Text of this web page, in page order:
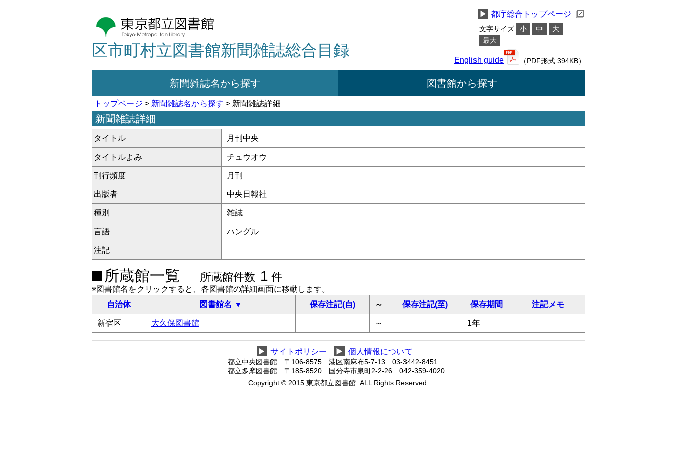
区市町村立図書館新聞雑誌総合目録
▶ 都庁総合トップページ
文字サイズ 小 中
大
最大
English guide （PDF形式 394KB）
新聞雑誌名から探す 図書館から探す
トップページ > 新聞雑誌名から探す > 新聞雑誌詳細
新聞雑誌詳細
タイトル 月刊中央
タイトルよみ チュウオウ
刊行頻度 月刊
出版者 中央日報社
種別 雑誌
言語 ハングル
注記
所蔵館一覧 所蔵館件数 1 件
※図書館名をクリックすると、各図書館の詳細画面に移動します。
自治体
図書館名 保存注記(自) ～ 保存注記(至) 保存期間 注記メモ
新宿区 大久保図書館 ～ 1年
▶ サイトポリシー ▶ 個人情報について
都立中央図書館 〒106-8575 港区南麻布5-7-13 03-3442-8451
都立多摩図書館 〒185-8520 国分寺市泉町2-2-26 042-359-4020
Copyright © 2015 東京都立図書館. ALL Rights Reserved.